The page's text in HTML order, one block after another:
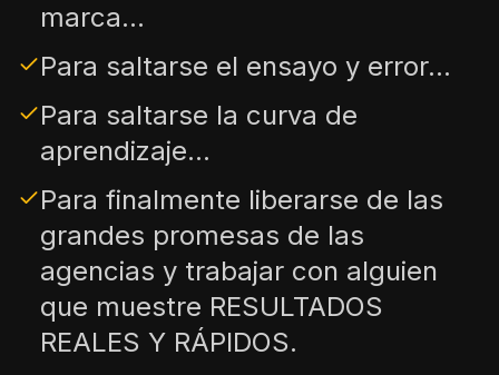
marca...
Para saltarse el ensayo y error...
Para saltarse la curva de
aprendizaje...
Para finalmente liberarse de las
grandes promesas de las
agencias y trabajar con alguien
que muestre RESULTADOS
REALES Y RÁPIDOS.